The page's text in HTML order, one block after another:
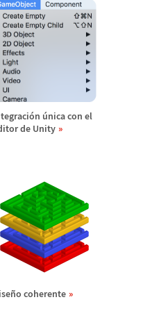
ón única con el
de Unity
ño coherente